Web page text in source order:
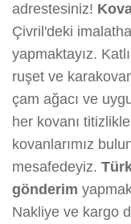
adrestesiniz!
Çivril'deki
yapmaktayız.
ruşet ve
çam ağacı ve
her kovanı
kovanlarımız
mesafedeyiz.
gönderim
Nakliye ve kargo